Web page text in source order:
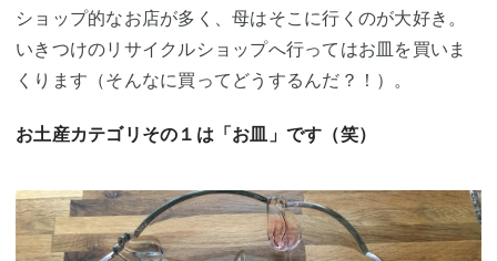
ショップ的なお店が多く、母はそこに行くのが大好き。
いきつけのリサイクルショップへ行ってはお皿を買いま
くります（そんなに買ってどうするんだ？！）。
お土産カテゴリその１は「お皿」です（笑）